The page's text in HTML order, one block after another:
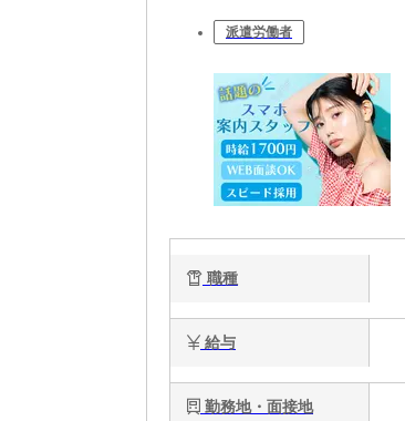
派遣労働者
職種
給与
勤務地・面接地